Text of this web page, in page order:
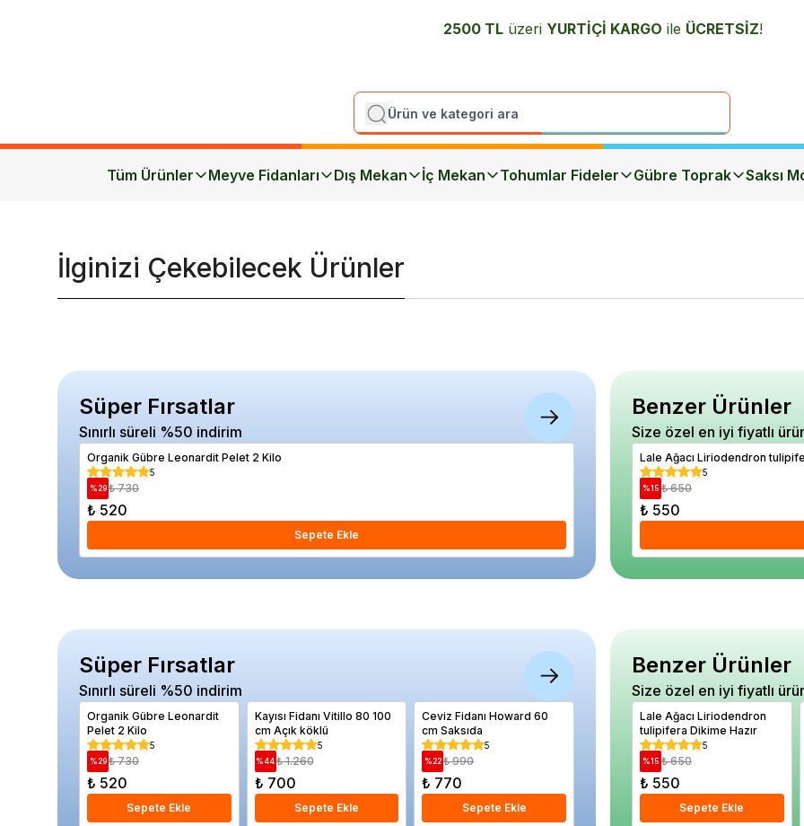
2500 TL üzeri YURTİÇİ KARGO ile ÜCRETSİZ!
Tüm Ürünler Meyve Fidanları Dış Mekan İç Mekan Tohumlar Fideler Gübre Toprak Saksı
İlginizi Çekebilecek Ürünler
Süper Fırsatlar
Sınırlı süreli %50 indirim
Organik Gübre Leonardit Pelet 2 Kilo
5
%29 ₺ 730
₺ 520
Sepete Ekle
Kayısı Fidanı Vitillo 80 100 cm Açık köklü
5
Benzer Ürünler
Size özel en iyi fiyatlı
Lale Ağacı Liriodendron
5
%15 ₺ 650
₺ 550
Süper Fırsatlar
Sınırlı süreli %50 indirim
Organik Gübre Leonardit
Pelet 2 Kilo
5
%29 ₺ 730
₺ 520
Sepete Ekle
Kayısı Fidanı Vitillo 80 100
cm Açık köklü
5
%44₺ 1.260
₺ 700
Sepete Ekle
Ceviz Fidanı Howard 60
cm Saksıda
5
%22 ₺ 990
₺ 770
Sepete Ekle
Badem Fidanı NİLTİNSKİ
5
Sepete Ekle
Greyfurt
paradisi
₺
Benzer Ürünler
Size özel en iyi fiyatlı
Lale Ağacı Liriodendron
tulipifera Dikime Hazır
5
%15 ₺ 650
₺ 550
Sepete Ekle